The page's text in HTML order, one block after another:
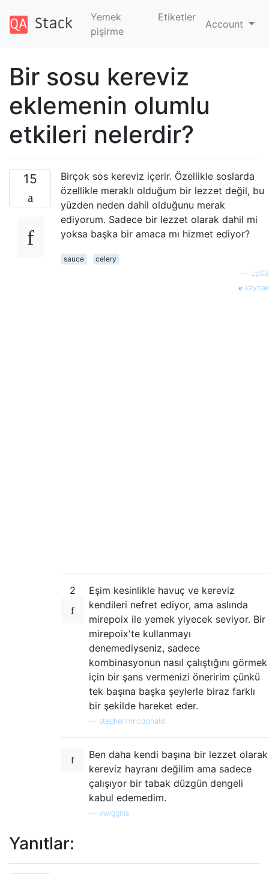
Yemek
pişirme
Etiketler
Account
Bir sosu kereviz
eklemenin olumlu
etkileri nelerdir?
15
Birçok sos kereviz içerir. Özellikle soslarda
özellikle meraklı olduğum bir lezzet değil, bu
yüzden neden dahil olduğunu merak
ediyorum. Sadece bir lezzet olarak dahil mi
yoksa başka bir amaca mı hizmet ediyor?
sauce
celery
opSB
kaynak
2
Eşim kesinlikle havuç ve kereviz
kendileri nefret ediyor, ama aslında
mirepoix ile yemek yiyecek seviyor. Bir
mirepoix'te kullanmayı
denemediyseniz, sadece
kombinasyonun nasıl çalıştığını görmek
için bir şans vermenizi öneririm çünkü
tek başına başka şeylerle biraz farklı
bir şekilde hareket eder.
stephennmcdonald
Ben daha kendi başına bir lezzet olarak
kereviz hayranı değilim ama sadece
çalışıyor bir tabak düzgün dengeli
kabul edemedim.
vwiggins
Yanıtlar: